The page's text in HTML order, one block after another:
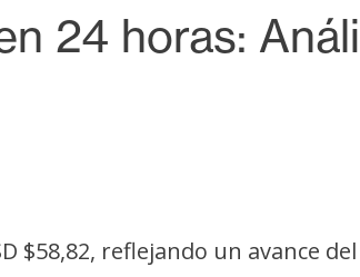
24 horas:
$58,82, reflejando un avance